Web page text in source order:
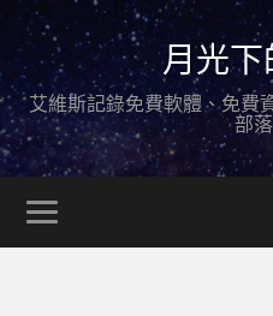
月光
艾維斯記錄免費軟體、免費
部